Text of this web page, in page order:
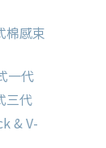
棉感束
一代
三代
& V-